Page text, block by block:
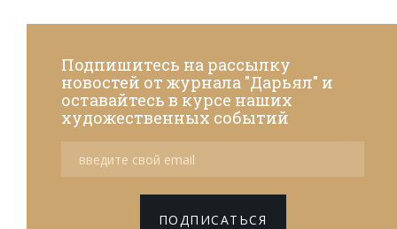
Подпишитесь на рассылку
новостей от журнала "Дарьял" и
оставайтесь в курсе наших
художественных событий
ПОДПИСАТЬСЯ